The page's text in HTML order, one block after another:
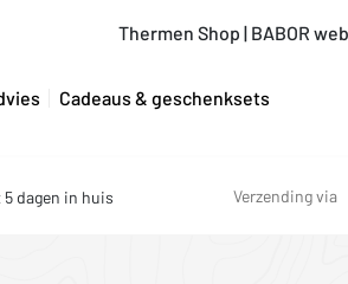
Thermen Shop | BABOR
Cadeaus & geschenksets
dagen in huis Verzending via